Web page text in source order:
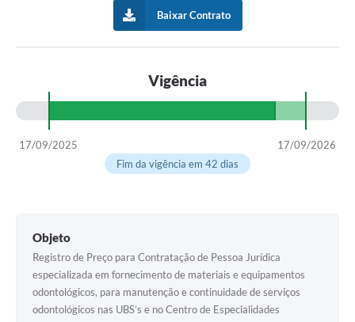
Sala Mineira do Empreendedor de Serro/MG
Organizações da Sociedade Civil
Turismo
Horário - Linhas Municipais de Coletivos
Emissão de Contracheque
Chamamento Público
Convênios
Baixar Contrato
Vigência
17/09/2025
17/09/2026
Fim da vigência em 42 dias
Objeto
Registro de Preço para Contratação de Pessoa Jurídica
especializada em fornecimento de materiais e equipamentos
odontológicos, para manutenção e continuidade de serviços
odontológicos nas UBS’s e no Centro de Especialidades